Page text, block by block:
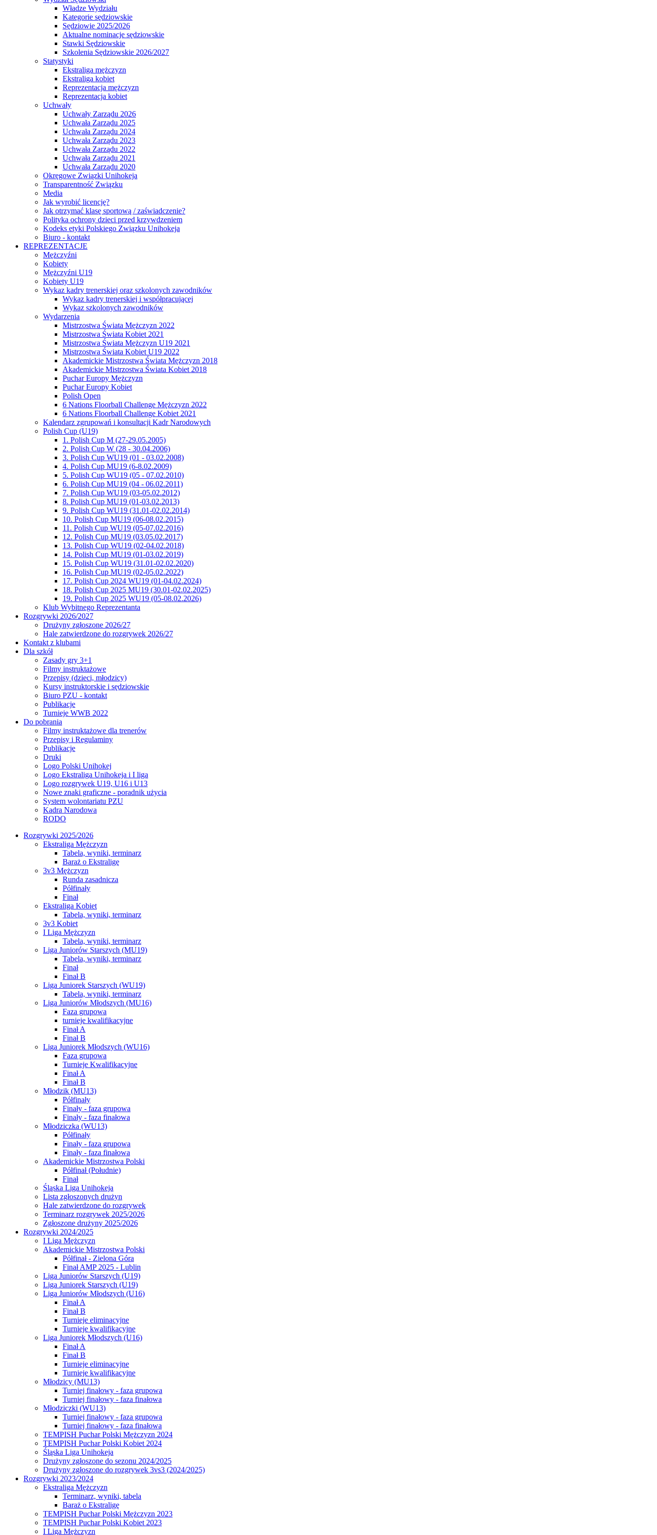
Władze Wydziału
Kategorie sędziowskie
Sędziowie 2025/2026
Aktualne nominacje sędziowskie
Stawki Sędziowskie
Szkolenia Sędziowskie 2026/2027
Statystyki
Ekstraliga mężczyzn
Ekstraliga kobiet
Reprezentacja mężczyzn
Reprezentacja kobiet
Uchwały
Uchwały Zarządu 2026
Uchwała Zarządu 2025
Uchwała Zarządu 2024
Uchwała Zarządu 2023
Uchwała Zarządu 2022
Uchwała Zarządu 2021
Uchwała Zarządu 2020
Okręgowe Związki Unihokeja
Transparentność Związku
Media
Jak wyrobić licencję?
Jak otrzymać klasę sportową / zaświadczenie?
Polityka ochrony dzieci przed krzywdzeniem
Kodeks etyki Polskiego Związku Unihokeja
Biuro - kontakt
REPREZENTACJE
Mężczyźni
Kobiety
Mężczyźni U19
Kobiety U19
Wykaz kadry trenerskiej oraz szkolonych zawodników
Wykaz kadry trenerskiej i współpracującej
Wykaz szkolonych zawodników
Wydarzenia
Mistrzostwa Świata Mężczyzn 2022
Mistrzostwa Świata Kobiet 2021
Mistrzostwa Świata Mężczyzn U19 2021
Mistrzostwa Świata Kobiet U19 2022
Akademickie Mistrzostwa Świata Mężczyzn 2018
Akademickie Mistrzostwa Świata Kobiet 2018
Puchar Europy Mężczyzn
Puchar Europy Kobiet
Polish Open
6 Nations Floorball Challenge Mężczyzn 2022
6 Nations Floorball Challenge Kobiet 2021
Kalendarz zgrupowań i konsultacji Kadr Narodowych
Polish Cup (U19)
1. Polish Cup M (27-29.05.2005)
2. Polish Cup W (28 - 30.04.2006)
3. Polish Cup WU19 (01 - 03.02.2008)
4. Polish Cup MU19 (6-8.02.2009)
5. Polish Cup WU19 (05 - 07.02.2010)
6. Polish Cup MU19 (04 - 06.02.2011)
7. Polish Cup WU19 (03-05.02.2012)
8. Polish Cup MU19 (01-03.02.2013)
9. Polish Cup WU19 (31.01-02.02.2014)
10. Polish Cup MU19 (06-08.02.2015)
11. Polish Cup WU19 (05-07.02.2016)
12. Polish Cup MU19 (03.05.02.2017)
13. Polish Cup WU19 (02-04.02.2018)
14. Polish Cup MU19 (01-03.02.2019)
15. Polish Cup WU19 (31.01-02.02.2020)
16. Polish Cup MU19 (02-05.02.2022)
17. Polish Cup 2024 WU19 (01-04.02.2024)
18. Polish Cup 2025 MU19 (30.01-02.02.2025)
19. Polish Cup 2025 WU19 (05-08.02.2026)
Klub Wybitnego Reprezentanta
Rozgrywki 2026/2027
Drużyny zgłoszone 2026/27
Hale zatwierdzone do rozgrywek 2026/27
Kontakt z klubami
Dla szkół
Zasady gry 3+1
Filmy instruktażowe
Przepisy (dzieci, młodzicy)
Kursy instruktorskie i sędziowskie
Biuro PZU - kontakt
Publikacje
Turnieje WWB 2022
Do pobrania
Filmy instruktażowe dla trenerów
Przepisy i Regulaminy
Publikacje
Druki
Logo Polski Unihokej
Logo Ekstraliga Unihokeja i I liga
Logo rozgrywek U19, U16 i U13
Nowe znaki graficzne - poradnik użycia
System wolontariatu PZU
Kadra Narodowa
RODO
Rozgrywki 2025/2026
Ekstraliga Mężczyzn
Tabela, wyniki, terminarz
Baraż o Ekstraligę
3v3 Mężczyzn
Runda zasadnicza
Półfinały
Finał
Ekstraliga Kobiet
Tabela, wyniki, terminarz
3v3 Kobiet
I Liga Mężczyzn
Tabela, wyniki, terminarz
Liga Juniorów Starszych (MU19)
Tabela, wyniki, terminarz
Finał
Finał B
Liga Juniorek Starszych (WU19)
Tabela, wyniki, terminarz
Liga Juniorów Młodszych (MU16)
Faza grupowa
turnieje kwalifikacyjne
Finał A
Finał B
Liga Juniorek Młodszych (WU16)
Faza grupowa
Turnieje Kwalifikacyjne
Finał A
Finał B
Młodzik (MU13)
Półfinały
Finały - faza grupowa
Finały - faza finałowa
Młodziczka (WU13)
Półfinały
Finały - faza grupowa
Finały - faza finałowa
Akademickie Mistrzostwa Polski
Półfinał (Południe)
Finał
Śląska Liga Unihokeja
Lista zgłoszonych drużyn
Hale zatwierdzone do rozgrywek
Terminarz rozgrywek 2025/2026
Zgłoszone drużyny 2025/2026
Rozgrywki 2024/2025
I Liga Mężczyzn
Akademickie Mistrzostwa Polski
Półfinał - Zielona Góra
Finał AMP 2025 - Lublin
Liga Juniorów Starszych (U19)
Liga Juniorek Starszych (U19)
Liga Juniorów Młodszych (U16)
Finał A
Finał B
Turnieje eliminacyjne
Turnieje kwalifikacyjne
Liga Juniorek Młodszych (U16)
Finał A
Finał B
Turnieje eliminacyjne
Turnieje kwalifikacyjne
Młodzicy (MU13)
Turniej finałowy - faza grupowa
Turniej finałowy - faza finałowa
Młodziczki (WU13)
Turniej finałowy - faza grupowa
Turniej finałowy - faza finałowa
TEMPISH Puchar Polski Mężczyzn 2024
TEMPISH Puchar Polski Kobiet 2024
Śląska Liga Unihokeja
Drużyny zgłoszone do sezonu 2024/2025
Drużyny zgłoszone do rozgrywek 3vs3 (2024/2025)
Rozgrywki 2023/2024
Ekstraliga Mężczyzn
Terminarz, wyniki, tabela
Baraż o Ekstraligę
TEMPISH Puchar Polski Mężczyzn 2023
TEMPISH Puchar Polski Kobiet 2023
I Liga Mężczyzn